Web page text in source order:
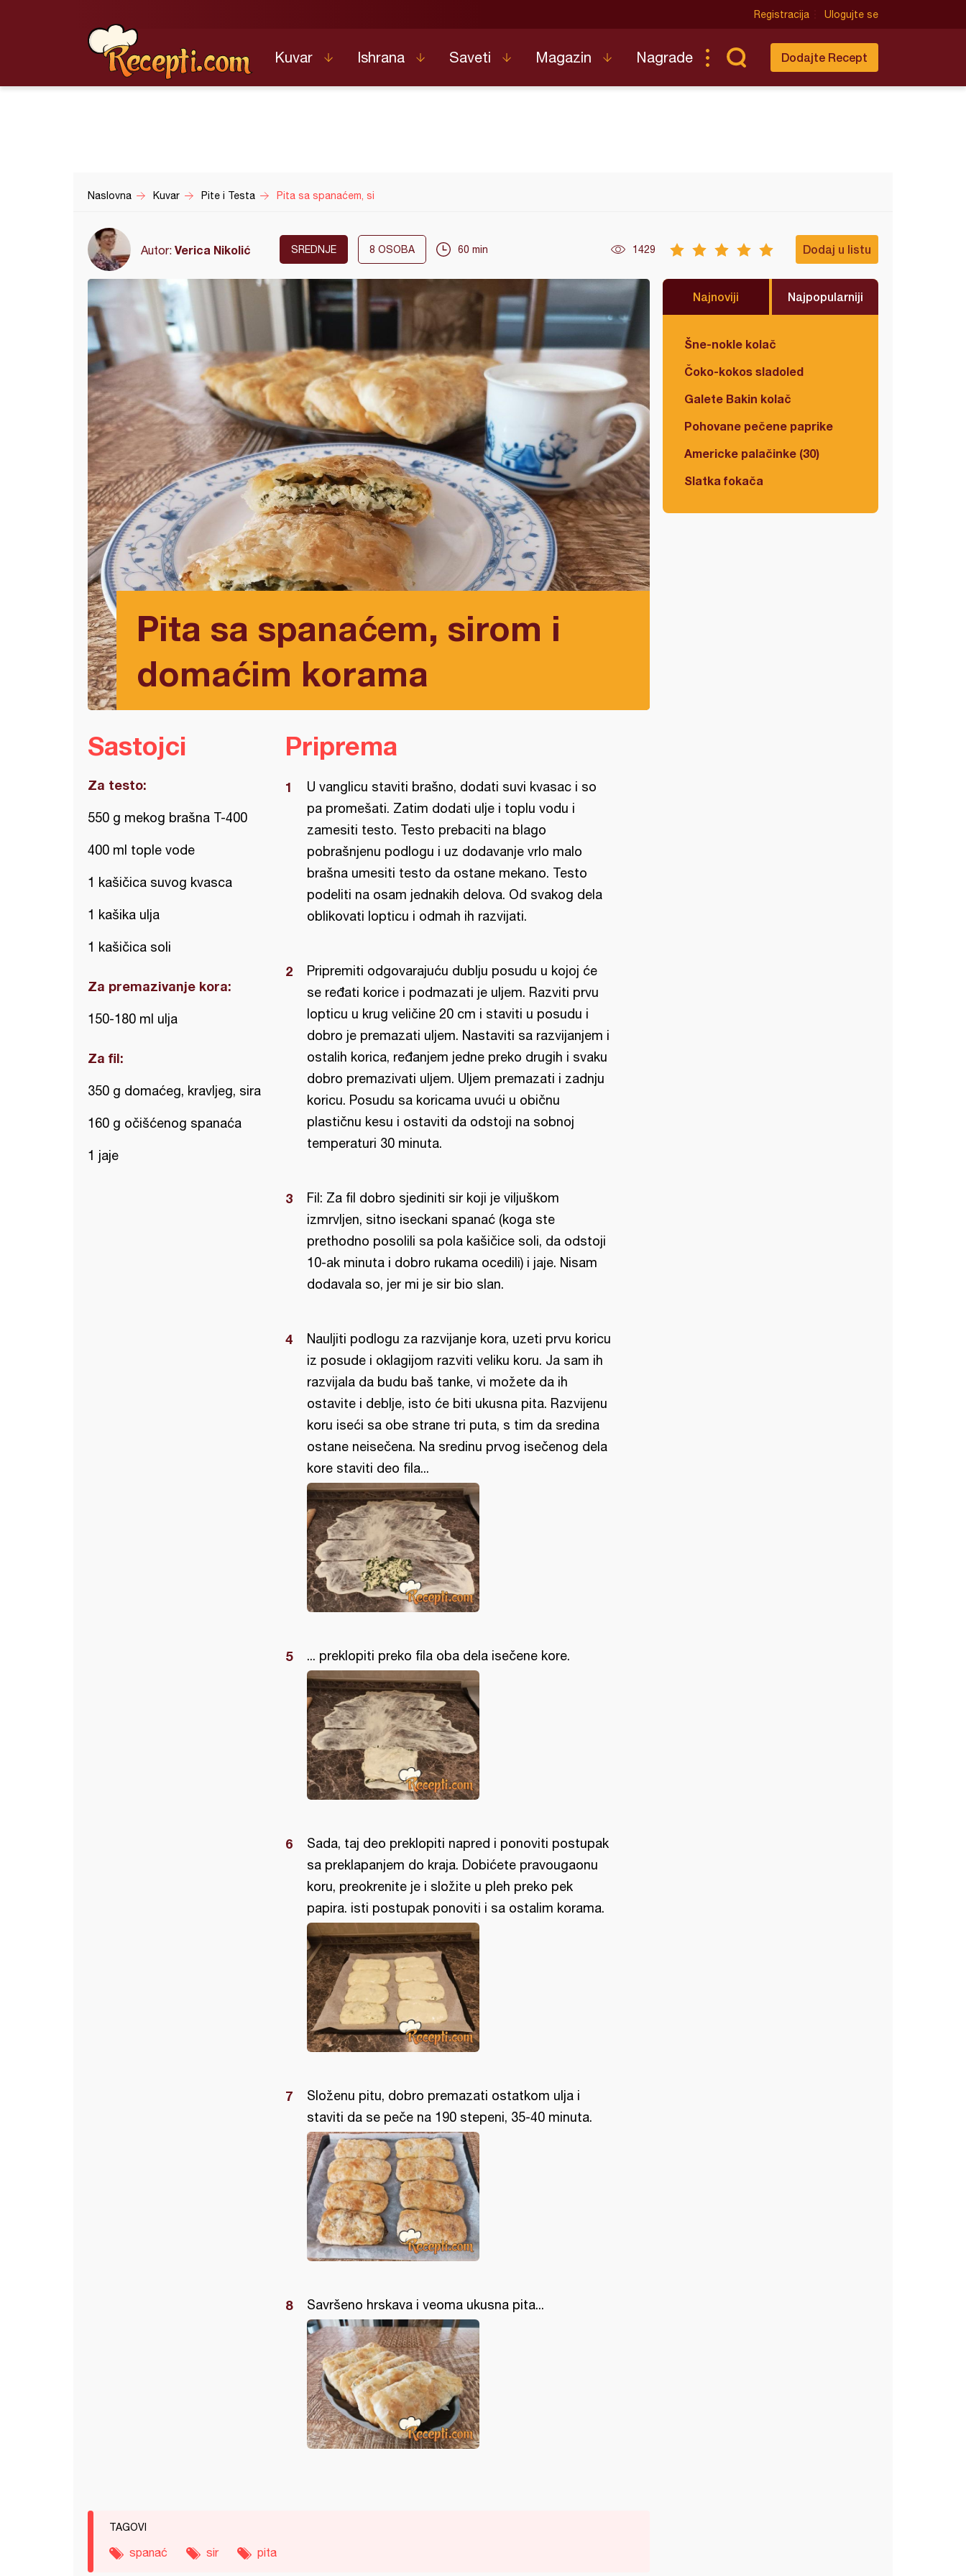
Registracija Ulogujte se
Kuvar Ishrana Saveti Magazin Nagrade Dodajte Recept
Naslovna Kuvar Pite i Testa Pita sa spanaćem, si
Autor: Verica Nikolić SREDNJE 8 OSOBA 60 min 1429 Dodaj u listu
Pita sa spanaćem, sirom i
domaćim korama
Najnoviji Najpopularniji
Šne-nokle kolač
Čoko-kokos sladoled
Galete Bakin kolač
Pohovane pečene paprike
Americke palačinke (30)
Slatka fokača
Sastojci
Za testo:
550 g mekog brašna T-400
400 ml tople vode
1 kašičica suvog kvasca
1 kašika ulja
1 kašičica soli
Za premazivanje kora:
150-180 ml ulja
Za fil:
350 g domaćeg, kravljeg, sira
160 g očišćenog spanaća
1 jaje
Priprema
U vanglicu staviti brašno, dodati suvi kvasac i so
pa promešati. Zatim dodati ulje i toplu vodu i
zamesiti testo. Testo prebaciti na blago
pobrašnjenu podlogu i uz dodavanje vrlo malo
brašna umesiti testo da ostane mekano. Testo
podeliti na osam jednakih delova. Od svakog dela
oblikovati lopticu i odmah ih razvijati.
Pripremiti odgovarajuću dublju posudu u kojoj će
se ređati korice i podmazati je uljem. Razviti prvu
lopticu u krug veličine 20 cm i staviti u posudu i
dobro je premazati uljem. Nastaviti sa razvijanjem i
ostalih korica, ređanjem jedne preko drugih i svaku
dobro premazivati uljem. Uljem premazati i zadnju
koricu. Posudu sa koricama uvući u običnu
plastičnu kesu i ostaviti da odstoji na sobnoj
temperaturi 30 minuta.
Fil: Za fil dobro sjediniti sir koji je viljuškom
izmrvljen, sitno iseckani spanać (koga ste
prethodno posolili sa pola kašičice soli, da odstoji
10-ak minuta i dobro rukama ocedili) i jaje. Nisam
dodavala so, jer mi je sir bio slan.
Nauljiti podlogu za razvijanje kora, uzeti prvu koricu
iz posude i oklagijom razviti veliku koru. Ja sam ih
razvijala da budu baš tanke, vi možete da ih
ostavite i deblje, isto će biti ukusna pita. Razvijenu
koru iseći sa obe strane tri puta, s tim da sredina
ostane neisečena. Na sredinu prvog isečenog dela
kore staviti deo fila...
... preklopiti preko fila oba dela isečene kore.
Sada, taj deo preklopiti napred i ponoviti postupak
sa preklapanjem do kraja. Dobićete pravougaonu
koru, preokrenite je i složite u pleh preko pek
papira. isti postupak ponoviti i sa ostalim korama.
Složenu pitu, dobro premazati ostatkom ulja i
staviti da se peče na 190 stepeni, 35-40 minuta.
Savršeno hrskava i veoma ukusna pita...
TAGOVI
spanać sir pita